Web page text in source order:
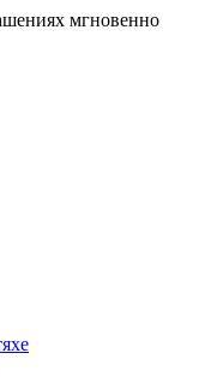
мгновенно